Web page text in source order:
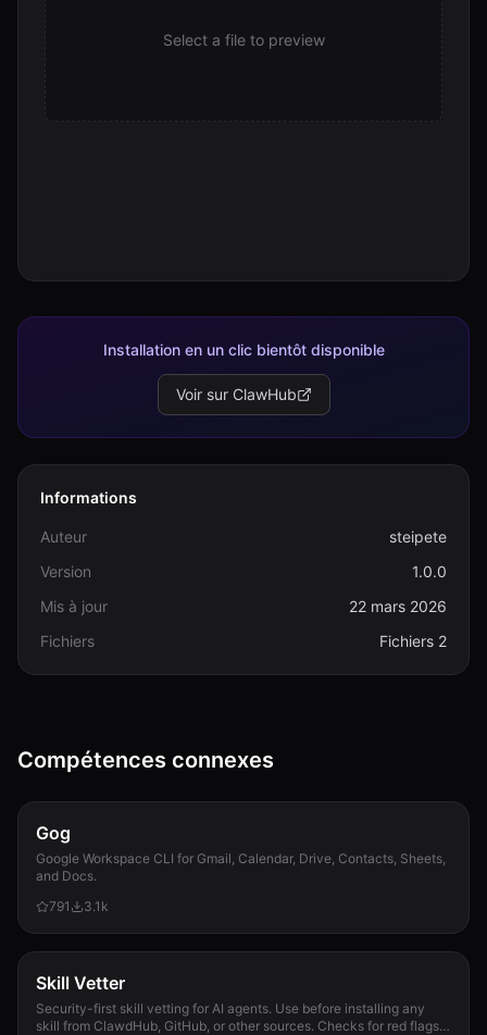
Select a file to preview
Installation en un clic bientôt disponible
Voir sur ClawHub
Informations
Auteur
steipete
Version
1.0.0
Mis à jour
22 mars 2026
Fichiers
Fichiers 2
Compétences connexes
Gog
Google Workspace CLI for Gmail, Calendar, Drive, Contacts, Sheets,
and Docs.
791
3.1k
Skill Vetter
Security-first skill vetting for AI agents. Use before installing any
skill from ClawdHub, GitHub, or other sources. Checks for red flags,